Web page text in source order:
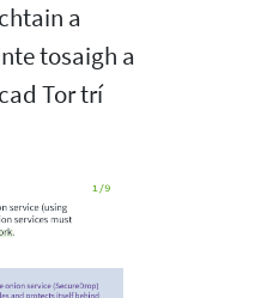
a
tosaigh a
Tor trí